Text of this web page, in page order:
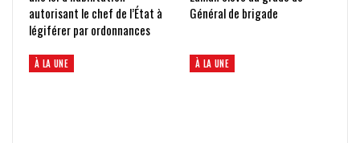
autorisant le chef de l’État à
légiférer par ordonnances
Général de brigade
À LA UNE À LA UNE